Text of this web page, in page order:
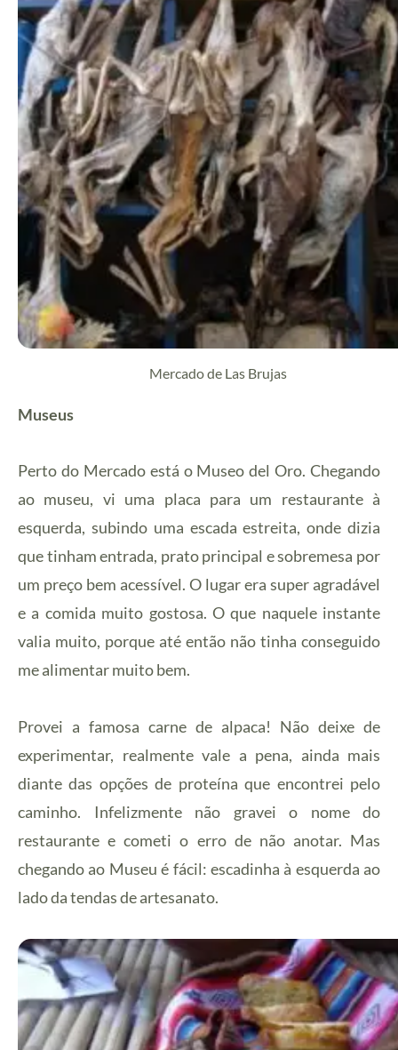
Mercado de Las Brujas
Museus
Perto do Mercado está o Museo del Oro. Chegando
ao museu, vi uma placa para um restaurante à
esquerda, subindo uma escada estreita, onde dizia
que tinham entrada, prato principal e sobremesa por
um preço bem acessível. O lugar era super agradável
e a comida muito gostosa. O que naquele instante
valia muito, porque até então não tinha conseguido
me alimentar muito bem.
Provei a famosa carne de alpaca! Não deixe de
experimentar, realmente vale a pena, ainda mais
diante das opções de proteína que encontrei pelo
caminho. Infelizmente não gravei o nome do
restaurante e cometi o erro de não anotar. Mas
chegando ao Museu é fácil: escadinha à esquerda ao
lado da tendas de artesanato.